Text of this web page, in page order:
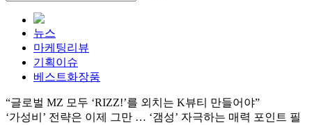
뉴스
마케팅리뷰
기획이슈
베스트화장품
“글로벌 MZ 모두 ‘RIZZ!’를 외치는 K뷰티 만들어야”
‘가성비’ 전략은 이제 그만 … ‘갬성’ 자극하는 매력 포인트 필